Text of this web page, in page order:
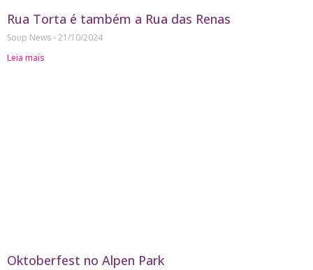
Rua Torta é também a Rua das Renas
Soup News 21/10/2024
Leia mais
Oktoberfest no Alpen Park